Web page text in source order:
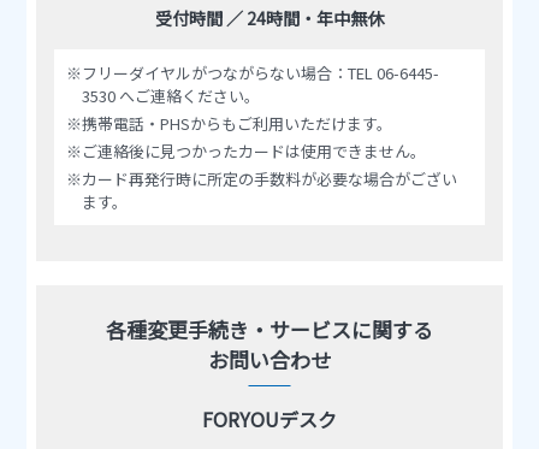
受付時間 ／ 24時間・年中無休
※フリーダイヤルがつながらない場合：TEL 06-6445-
3530 へご連絡ください。
※携帯電話・PHSからもご利用いただけます。
※ご連絡後に見つかったカードは使用できません。
※カード再発行時に所定の手数料が必要な場合がござい
ます。
各種変更手続き・サービスに関する
お問い合わせ
FORYOUデスク